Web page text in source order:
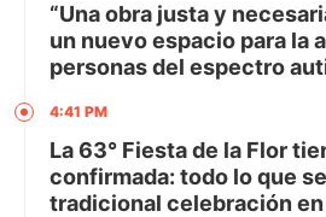
“Una obra justa y
un nuevo espacio para la
personas del espectro
4:41 PM
La 63° Fiesta de la Flor
confirmada: todo lo que
tradicional celebración